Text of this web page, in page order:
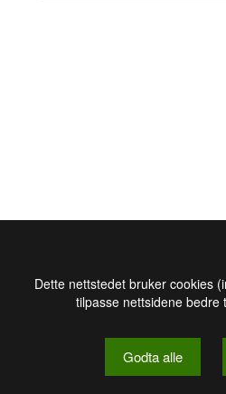
Dette nettstedet bruker cookies
tilpasse nettsidene bedre
Godta alle